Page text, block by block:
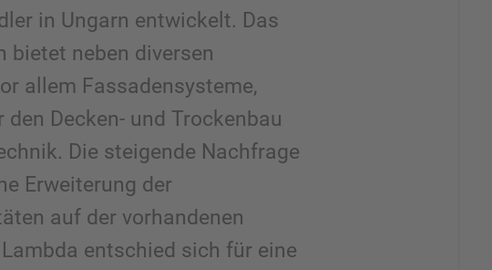
in Ungarn entwickelt. Das
bietet neben diversen
allem Fassadensysteme,
den Decken- und Trockenbau
Die steigende Nachfrage
Erweiterung der
auf der vorhandenen
entschied sich für eine